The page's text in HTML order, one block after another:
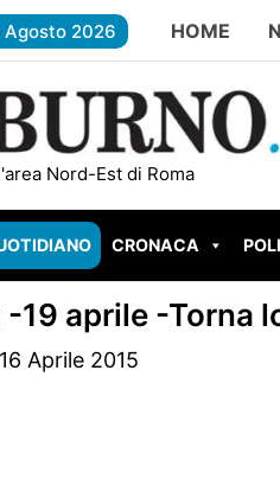
2026 HOME
Nord-Est di Roma
dalla Regione 1
CRONACA
-19 aprile -Torna
16 Aprile 2015